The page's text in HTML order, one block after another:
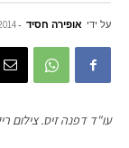
על ידי אופירה חסיד -
עו"ד דפנה זיס. צילום